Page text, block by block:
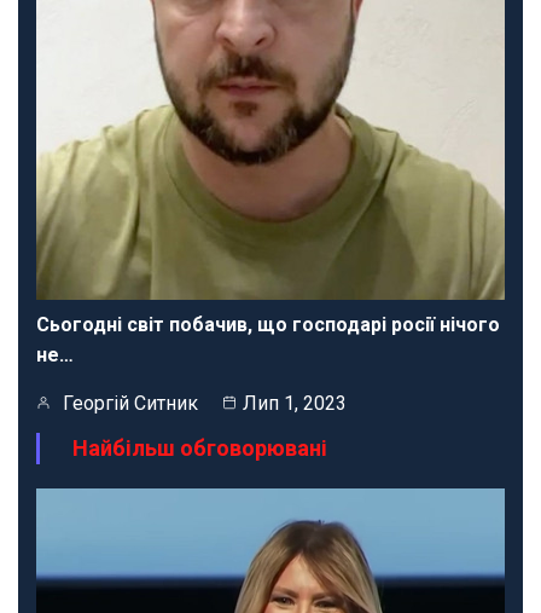
Сьогодні світ побачив, що господарі росії нічого
не…
Георгій Ситник Лип 1, 2023
Найбільш обговорювані